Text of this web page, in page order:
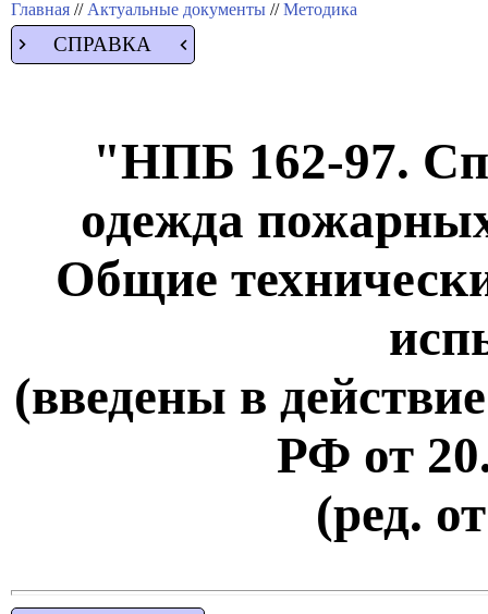
Главная // Актуальные документы //Методика
СПРАВКА
"НПБ 162-97.
одежда
Общие
(введены в
РФ от
(ред.